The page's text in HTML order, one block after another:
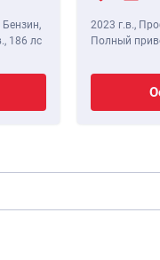
186 лс
2023 г.в.,
Полный